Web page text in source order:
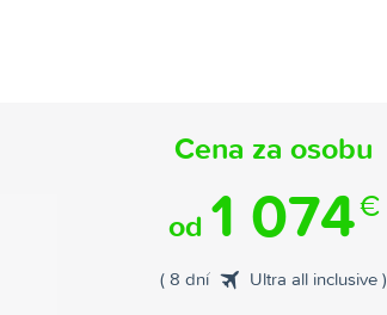
Cena za osobu
od 1 074€
( 8 dní Ultra all inclusive )